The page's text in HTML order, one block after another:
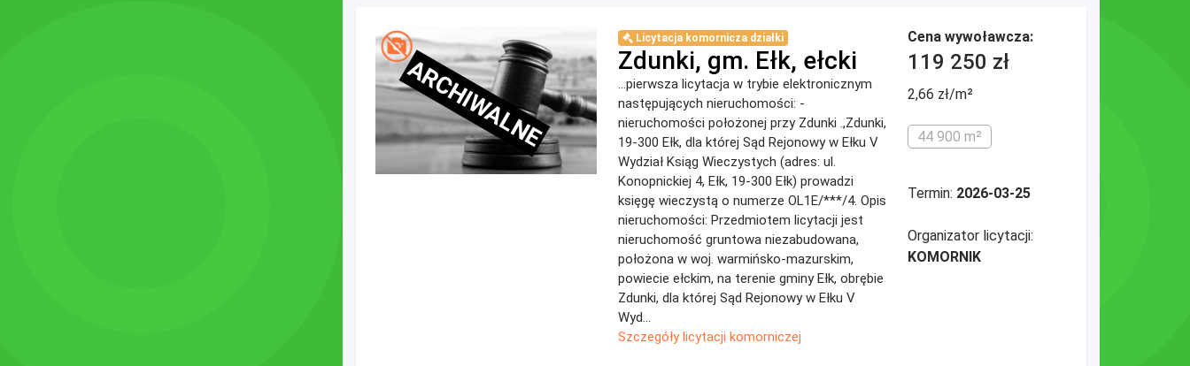
ARCHIWALNE
Licytacja komornicza działki
Zdunki, gm. Ełk, ełcki
...pierwsza licytacja w trybie elektronicznym
następujących nieruchomości: -
nieruchomości położonej przy Zdunki .,Zdunki,
19-300 Ełk, dla której Sąd Rejonowy w Ełku V
Wydział Ksiąg Wieczystych (adres: ul.
Konopnickiej 4, Ełk, 19-300 Ełk) prowadzi
księgę wieczystą o numerze OL1E/***/4. Opis
nieruchomości: Przedmiotem licytacji jest
nieruchomość gruntowa niezabudowana,
położona w woj. warmińsko-mazurskim,
powiecie ełckim, na terenie gminy Ełk, obrębie
Zdunki, dla której Sąd Rejonowy w Ełku V
Wyd...
Szczegóły licytacji komorniczej
Cena wywoławcza:
119 250 zł
2,66 zł/m²
44 900 m²
Termin: 2026-03-25
Organizator licytacji:
KOMORNIK